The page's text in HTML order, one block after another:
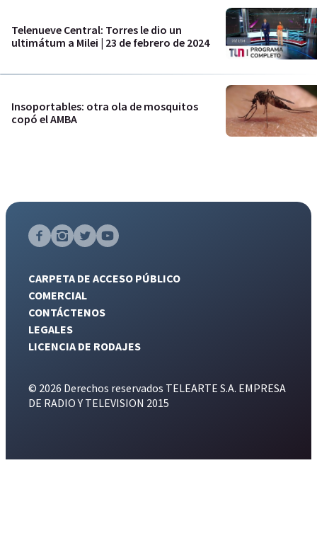
Telenueve Central: Torres le dio un
ultimátum a Milei | 23 de febrero de 2024
Insoportables: otra ola de mosquitos
copó el AMBA
CARPETA DE ACCESO PÚBLICO
COMERCIAL
CONTÁCTENOS
LEGALES
LICENCIA DE RODAJES
© 2026 Derechos reservados TELEARTE S.A. EMPRESA
DE RADIO Y TELEVISION 2015